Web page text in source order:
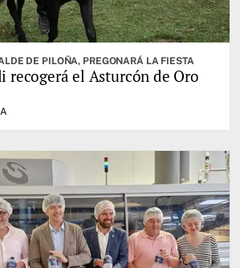
DE PILOÑA, PREGONARÁ LA FIESTA
recogerá el Asturcón de Oro